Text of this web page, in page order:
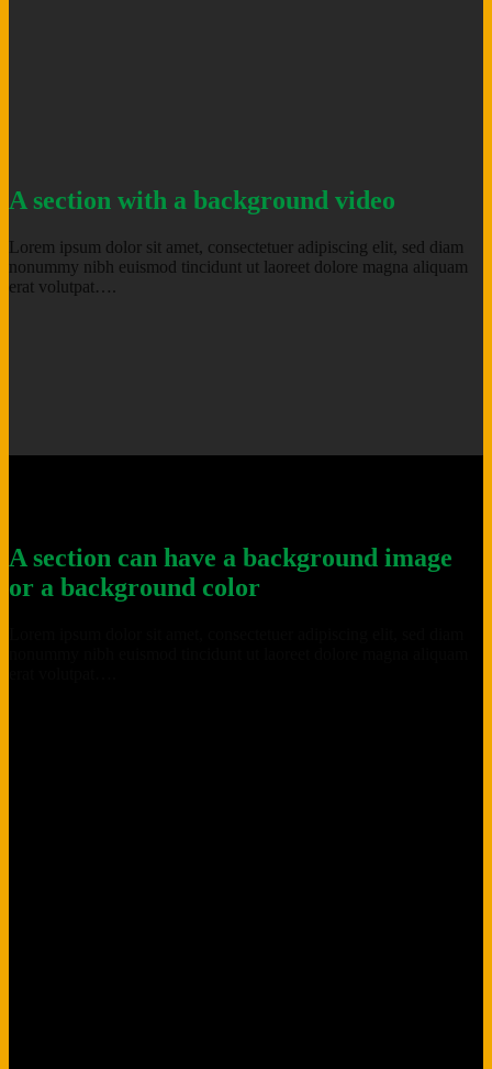
A section with a background video
Lorem ipsum dolor sit amet, consectetuer adipiscing elit, sed diam
nonummy nibh euismod tincidunt ut laoreet dolore magna aliquam
erat volutpat….
A section can have a background image
or a background color